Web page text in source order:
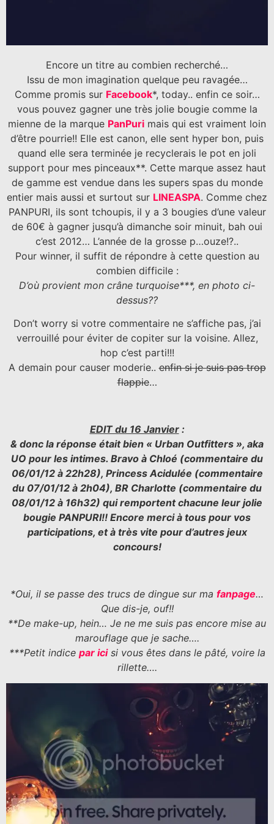
Encore un titre au combien recherché…
Issu de mon imagination quelque peu ravagée…
Comme promis sur Facebook*, today.. enfin ce soir…
vous pouvez gagner une très jolie bougie comme la
mienne de la marque PanPuri mais qui est vraiment loin
d’être pourrie!! Elle est canon, elle sent hyper bon, puis
quand elle sera terminée je recyclerais le pot en joli
support pour mes pinceaux**. Cette marque assez haut
de gamme est vendue dans les supers spas du monde
entier mais aussi et surtout sur LINEASPA. Comme chez
PANPURI, ils sont tchoupis, il y a 3 bougies d’une valeur
de 60€ à gagner jusqu’à dimanche soir minuit, bah oui
c’est 2012… L’année de la grosse p…ouze!?..
Pour winner, il suffit de répondre à cette question au
combien difficile :
D’où provient mon crâne turquoise***, en photo ci-
dessus??
Don’t worry si votre commentaire ne s’affiche pas, j’ai
verrouillé pour éviter de copiter sur la voisine. Allez,
hop c’est parti!!!
A demain pour causer moderie..enfin si je suis pas trop
flappie…
EDIT du 16 Janvier:
& donc la réponse était bien « Urban Outfitters », aka
UO pour les intimes. Bravo à Chloé (commentaire du
06/01/12 à 22h28), Princess Acidulée (commentaire
du 07/01/12 à 2h04), BR Charlotte (commentaire du
08/01/12 à 16h32) qui remportent chacune leur jolie
bougie PANPURI!! Encore merci à tous pour vos
participations, et à très vite pour d’autres jeux
concours!
*Oui, il se passe des trucs de dingue sur ma fanpage…
Que dis-je, ouf!!
**De make-up, hein… Je ne me suis pas encore mise au
marouflage que je sache….
***Petit indice par icisi vous êtes dans le pâté, voire la
rillette….